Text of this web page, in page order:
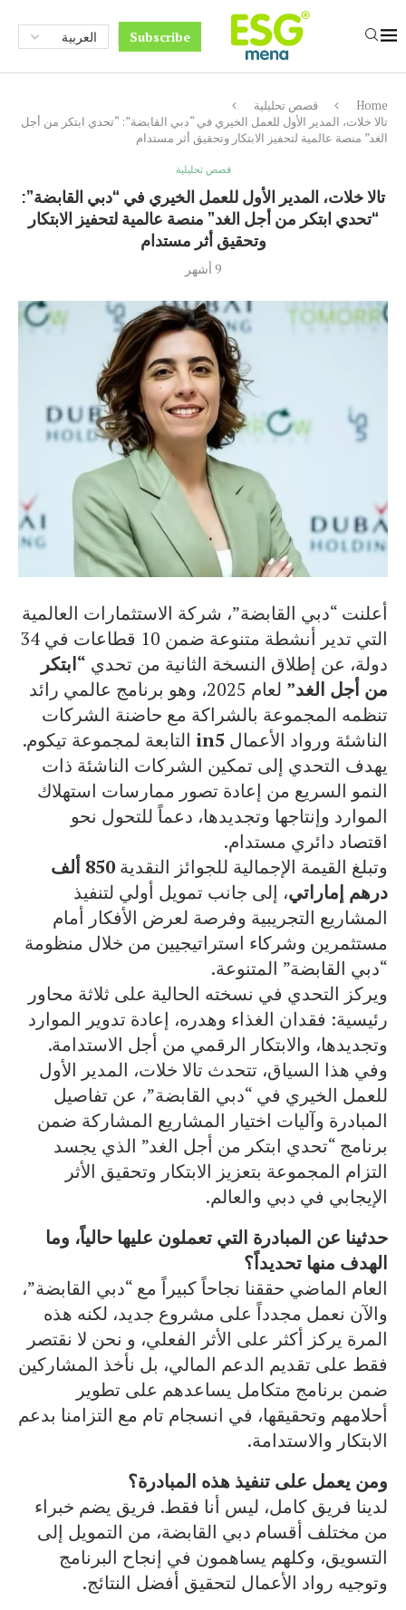
Subscribe
Home
قصص تحليلية
تالا خلات، المدير الأول للعمل الخيري في “دبي القابضة”: “تحدي ابتكر من أجل
الغد” منصة عالمية لتحفيز الابتكار وتحقيق أثر مستدام
قصص تحليلية
تالا خلات، المدير الأول للعمل الخيري في “دبي القابضة”:
“تحدي ابتكر من أجل الغد” منصة عالمية لتحفيز الابتكار
وتحقيق أثر مستدام
9 أشهر
أعلنت “دبي القابضة”، شركة الاستثمارات العالمية
التي تدير أنشطة متنوعة ضمن 10 قطاعات في 34
دولة، عن إطلاق النسخة الثانية من تحدي “ابتكر
من أجل الغد”
لعام 2025، وهو برنامج عالمي رائد
تنظمه المجموعة بالشراكة مع حاضنة الشركات
الناشئة ورواد الأعمال in5 التابعة لمجموعة تيكوم.
يهدف التحدي إلى تمكين الشركات الناشئة ذات
النمو السريع من إعادة تصور ممارسات استهلاك
الموارد وإنتاجها وتجديدها، دعماً للتحول نحو
اقتصاد دائري مستدام.
وتبلغ القيمة الإجمالية للجوائز النقدية
850 ألف
درهم إماراتي، إلى جانب تمويل أولي لتنفيذ
المشاريع التجريبية وفرصة لعرض الأفكار أمام
مستثمرين وشركاء استراتيجيين من خلال منظومة
“دبي القابضة” المتنوعة.
ويركز التحدي في نسخته الحالية على ثلاثة محاور
رئيسية: فقدان الغذاء وهدره، إعادة تدوير الموارد
وتجديدها، والابتكار الرقمي من أجل الاستدامة.
وفي هذا السياق، تتحدث تالا خلات، المدير الأول
للعمل الخيري في “دبي القابضة”، عن تفاصيل
المبادرة وآليات اختيار المشاريع المشاركة ضمن
برنامج “تحدي ابتكر من أجل الغد” الذي يجسد
التزام المجموعة بتعزيز الابتكار وتحقيق الأثر
الإيجابي في دبي والعالم.
حدثينا عن المبادرة التي تعملون عليها حالياً، وما
الهدف منها تحديداً؟
العام الماضي حققنا نجاحاً كبيراً مع “دبي القابضة”،
والآن نعمل مجدداً على مشروع جديد، لكنه هذه
المرة يركز أكثر على الأثر الفعلي، و نحن لا نقتصر
فقط على تقديم الدعم المالي، بل نأخذ المشاركين
ضمن برنامج متكامل يساعدهم على تطوير
أحلامهم وتحقيقها، في انسجام تام مع التزامنا بدعم
الابتكار والاستدامة.
ومن يعمل على تنفيذ هذه المبادرة؟
لدينا فريق كامل، ليس أنا فقط. فريق يضم خبراء
من مختلف أقسام دبي القابضة، من التمويل إلى
التسويق، وكلهم يساهمون في إنجاح البرنامج
وتوجيه رواد الأعمال لتحقيق أفضل النتائج.